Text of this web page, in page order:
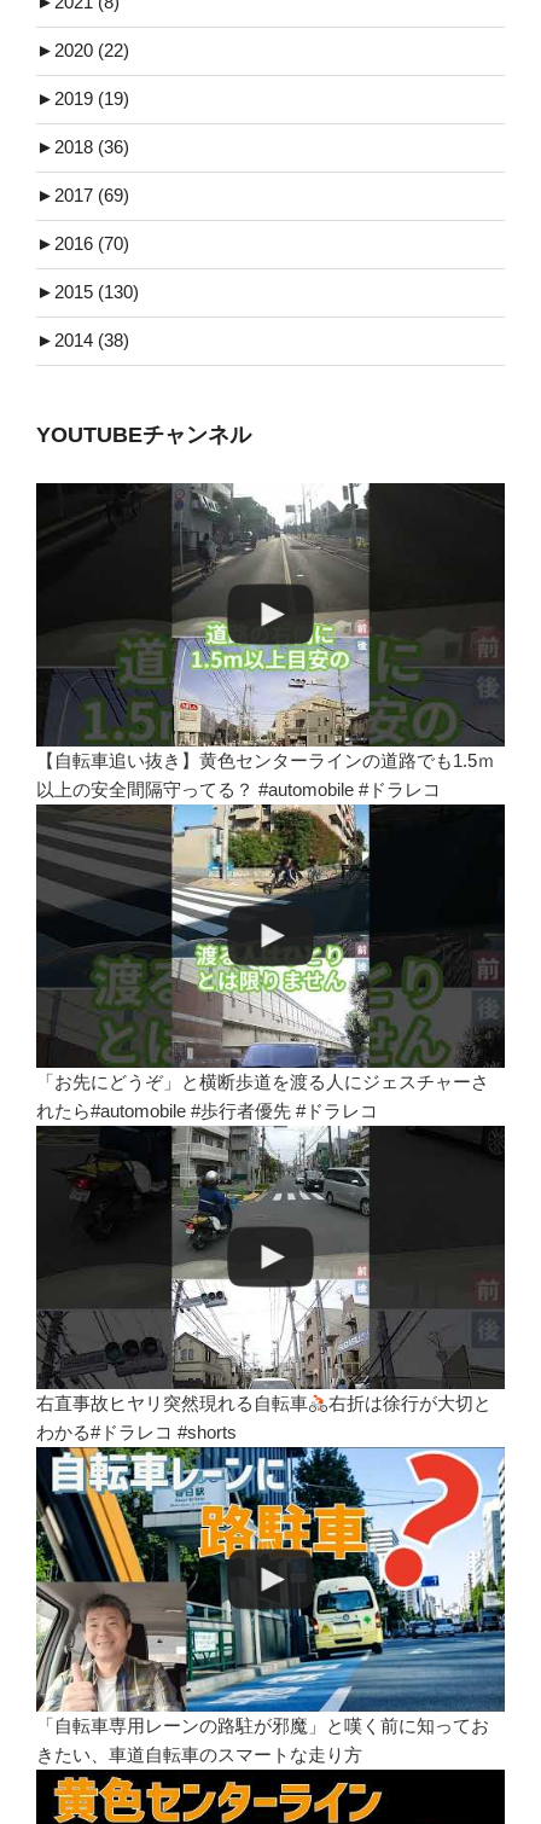
► 2020 (22)
► 2019 (19)
► 2018 (36)
► 2017 (69)
► 2016 (70)
► 2015 (130)
► 2014 (38)
YOUTUBEチャンネル
【自転車追い抜き】黄色センターラインの道路でも1.5ｍ
以上の安全間隔守ってる？ #automobile #ドラレコ
「お先にどうぞ」と横断歩道を渡る人にジェスチャーさ
れたら#automobile #歩行者優先 #ドラレコ
右直事故ヒヤリ突然現れる自転車
右折は徐行が大切と
わかる#ドラレコ #shorts
「自転車専用レーンの路駐が邪魔」と嘆く前に知ってお
きたい、車道自転車のスマートな走り方